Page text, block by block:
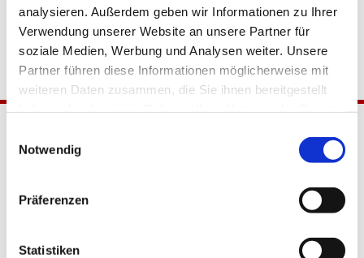
analysieren. Außerdem geben wir Informationen zu Ihrer
Verwendung unserer Website an unsere Partner für
soziale Medien, Werbung und Analysen weiter. Unsere
Partner führen diese Informationen möglicherweise mit
weiteren Daten zusammen, die Sie ihnen bereitgestellt
Notwendig
Präferenzen
Statistiken
Katholische Kirchengemeinde